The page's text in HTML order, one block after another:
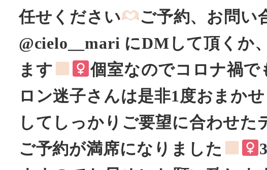
任せください
ご予約、お問
@cielo__mari にDMして頂くか
ます
個室なのでコロナ禍で
ロン迷子さんは是非1度おまか
してしっかりご要望に合わせた
ご予約が満席になりました